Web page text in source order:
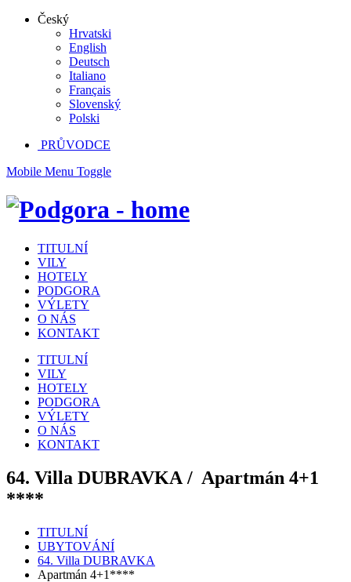
Český
Hrvatski
English
Deutsch
Italiano
Français
Slovenský
Polski
PRŮVODCE
Mobile Menu Toggle
TITULNÍ
VILY
HOTELY
PODGORA
VÝLETY
O NÁS
KONTAKT
TITULNÍ
VILY
HOTELY
PODGORA
VÝLETY
O NÁS
KONTAKT
64. Villa DUBRAVKA / Apartmán 4+1
****
TITULNÍ
UBYTOVÁNÍ
64. Villa DUBRAVKA
Apartmán 4+1****